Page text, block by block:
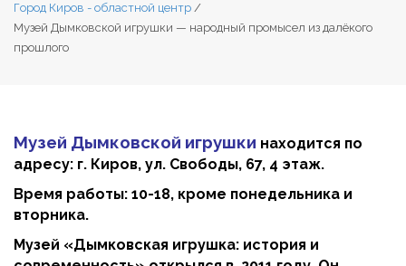
Город Киров - областной центр /
Музей Дымковской игрушки — народный промысел из далёкого
прошлого
Музей Дымковской игрушки находится по
адресу: г. Киров, ул. Свободы, 67, 4 этаж.
Время работы: 10-18, кроме понедельника и
вторника.
Музей «Дымковская игрушка: история и